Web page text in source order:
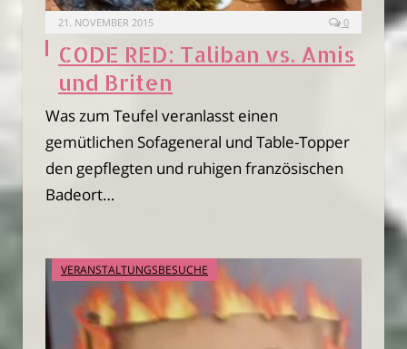
21. NOVEMBER 2015 0
CODE RED: Taliban vs. Amis
und Briten
Was zum Teufel veranlasst einen
gemütlichen Sofageneral und Table-Topper
den gepflegten und ruhigen französischen
Badeort…
VERANSTALTUNGSBESUCHE